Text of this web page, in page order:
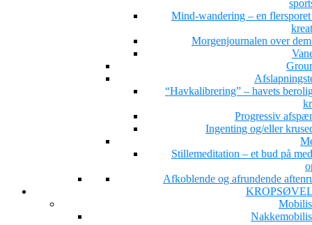
Mind-wandering – en
Morgenjournalen over
“Havkalibrering” – havets
Progressiv
Ingenting og/eller
Stillemeditation – et bud på
Afkoblende og afrundende